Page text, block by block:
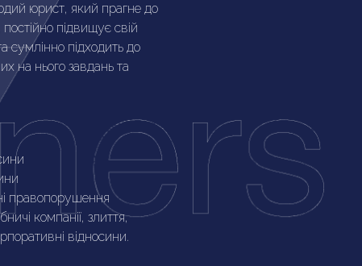
юрист, який прагне до
підвищує свій
сумлінно підходить до
на нього завдань та
правопорушення
компанії, злиття,
відносини.